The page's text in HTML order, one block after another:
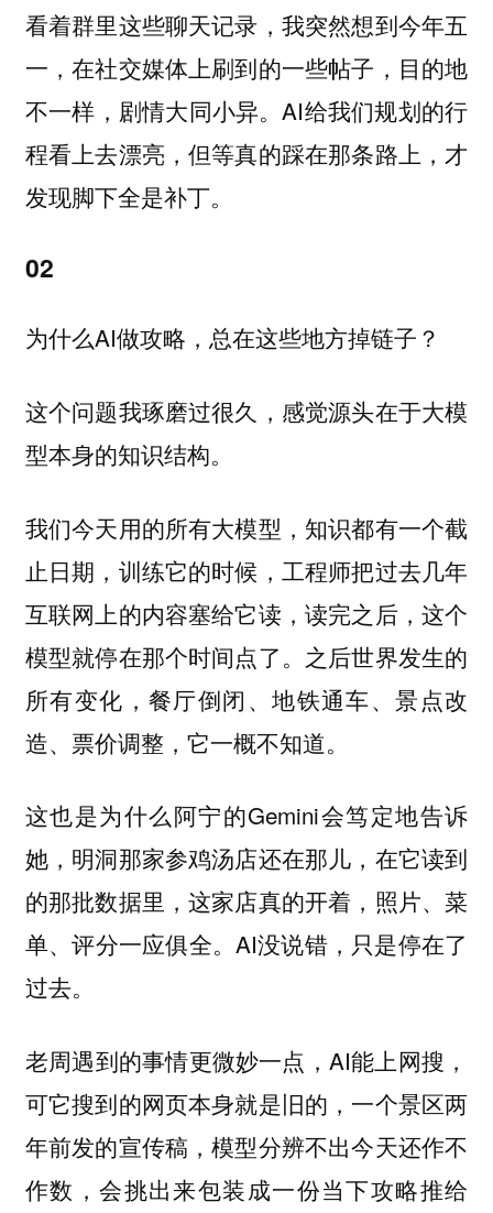
看着群里这些聊天记录，我突然想到今年五
一，在社交媒体上刷到的一些帖子，目的地
不一样，剧情大同小异。AI给我们规划的行
程看上去漂亮，但等真的踩在那条路上，才
发现脚下全是补丁。
02
为什么AI做攻略，总在这些地方掉链子？
这个问题我琢磨过很久，感觉源头在于大模
型本身的知识结构。
我们今天用的所有大模型，知识都有一个截
止日期，训练它的时候，工程师把过去几年
互联网上的内容塞给它读，读完之后，这个
模型就停在那个时间点了。之后世界发生的
所有变化，餐厅倒闭、地铁通车、景点改
造、票价调整，它一概不知道。
这也是为什么阿宁的Gemini会笃定地告诉
她，明洞那家参鸡汤店还在那儿，在它读到
的那批数据里，这家店真的开着，照片、菜
单、评分一应俱全。AI没说错，只是停在了
过去。
老周遇到的事情更微妙一点，AI能上网搜，
可它搜到的网页本身就是旧的，一个景区两
年前发的宣传稿，模型分辨不出今天还作不
作数，会挑出来包装成一份当下攻略推给